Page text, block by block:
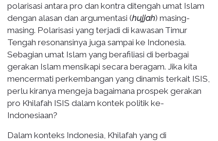
polarisasi antara pro dan kontra ditengah umat Islam
dengan alasan dan argumentasi (hujjah) masing-
masing. Polarisasi yang terjadi di kawasan Timur
Tengah resonansinya juga sampai ke Indonesia.
Sebagian umat Islam yang berafiliasi di berbagai
gerakan Islam mensikapi secara beragam. Jika kita
mencermati perkembangan yang dinamis terkait ISIS,
perlu kiranya mengeja bagaimana prospek gerakan
pro Khilafah ISIS dalam kontek politik ke-
Indonesiaan?
Dalam konteks Indonesia, Khilafah yang di